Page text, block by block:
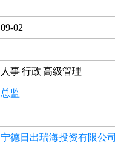
09-02
人事|行政|高级管理
高级管理
总监
宁德日出瑞海投资有限公司